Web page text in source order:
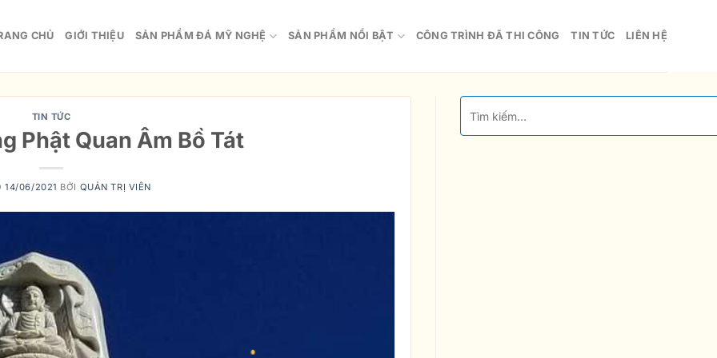
CHỦ GIỚI THIỆU SẢN PHẨM ĐÁ MỸ NGHỆ SẢN PHẨM NỔI BẬT CÔNG TRÌNH ĐÃ THI CÔNG TIN TỨC LIÊN HỆ
TIN TỨC
Phật Quan Âm Bồ Tát
14/06/2021 BỞI QUẢN TRỊ VIÊN